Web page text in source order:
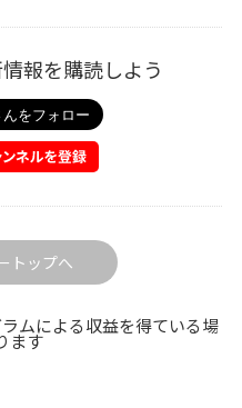
報を購読しよう
トップへ
ムによる収益を得ている場
ます